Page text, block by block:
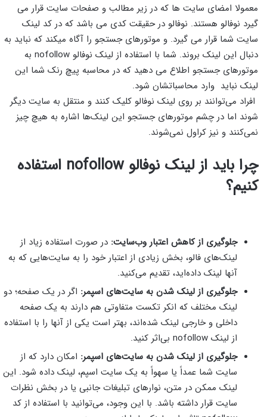
معمولا امضای سایت ها که در زیر مطالب و صفحات سایت قرار می
گیرد نوفالو هستند. نوفالو در حقیقت کدی می باشد که در کد لینک
سایت شما قرار می گیرد. و موتورهای جستجو را آگاه میکند که نباید به
دنبال این لینک بروند. شما با استفاده از لینک نوفالو nofollow به
موتورهای جستجو اطلاع می دهید که در محاسبه پیچ رنک شما این
لینک نباید وارد محاسباتشان شود.
افراد می‌توانند بر روی لینک نوفالو کلیک کنند و منتقل به سایت دیگر
شوند اما در چشم موتورهای جستجو این لینک‌ها اشاره به هیچ چیز
نمی‌کنند و نیز کراول نمی‌شوند.
چرا باید از لینک نوفالو nofollow استفاده
کنیم؟
جلوگیری از کاهش اعتبار وب‌سایت: در صورت استفاده زیاد از
لینک‌های فالو، بخش زیادی از اعتبار خود را به سایت‌هایی که به
آنها لینک داده‌اید، تقدیم می‌کنید.
جلوگیری از لینک شدن به سایت‌های اسپمر: اگر در یک صفحه؛ دو
لینک مختلف که انکر تکست متفاوتی هم دارند به یک صفحه
داخلی و خارجی لینک شده‌اند، بهتر است یکی از آنها را با استفاده
از لینک nofollow بی‌اثر کنید.
جلوگیری از لینک شدن به سایت‌های اسپمر: امکان دارد که از
سایت شما عمداً یا سهواً به یک سایت اسپم، لینک داده شود. این
لینک ممکن در متن، نوارهای تبلیغات جانبی یا در بخش نظرات
سایت قرار داشته باشد. با این وجود، می‌توانید با استفاده از کد